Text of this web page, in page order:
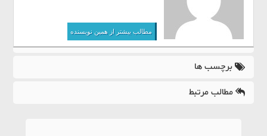
مطالب بیشتر از همین نویسنده
برچسب ها
مطالب مرتبط